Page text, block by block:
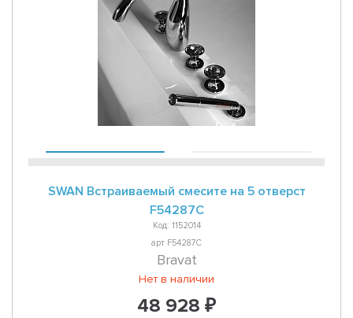
SWAN Встраиваемый смесите на 5 отверст
F54287C
Код: 1152014
арт F54287C
Bravat
Нет в наличии
48 928 ₽